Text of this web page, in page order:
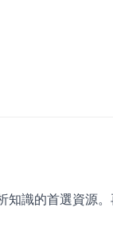
識的首選資源